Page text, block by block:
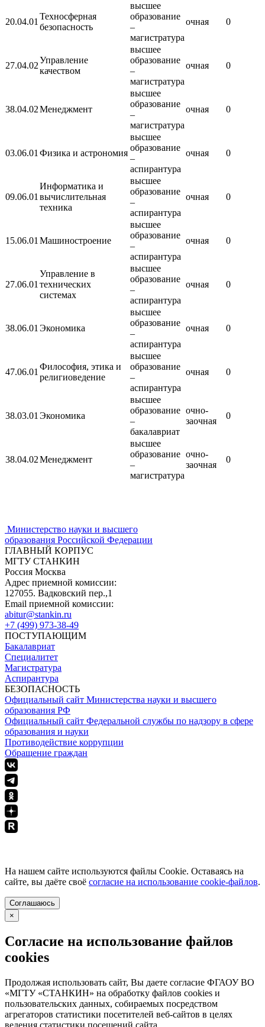
20.04.01
Техносферная
безопасность
высшее
образование
–
магистратура
очная 0
27.04.02
Управление
качеством
высшее
образование
–
магистратура
очная 0
38.04.02Менеджмент
высшее
образование
–
магистратура
очная 0
03.06.01Физика и астрономия
высшее
образование
–
аспирантура
очная 0
09.06.01
Информатика и
вычислительная
техника
высшее
образование
–
аспирантура
очная 0
15.06.01Машиностроение
высшее
образование
–
аспирантура
очная 0
27.06.01
Управление в
технических
системах
высшее
образование
–
аспирантура
очная 0
38.06.01Экономика
высшее
образование
–
аспирантура
очная 0
47.06.01
Философия, этика и
религиоведение
высшее
образование
–
аспирантура
очная 0
38.03.01Экономика
высшее
образование
–
бакалавриат
очно-
заочная
0
38.04.02Менеджмент
высшее
образование
–
магистратура
очно-
заочная
0
Министерство науки и высшего
образования Российской Федерации
ГЛАВНЫЙ КОРПУС
МГТУ СТАНКИН
Россия Москва
Адрес приемной комиссии:
127055. Вадковский пер.,1
Email приемной комиссии:
abitur@stankin.ru
+7 (499) 973-38-49
ПОСТУПАЮЩИМ
Бакалавриат
Специалитет
Магистратура
Аспирантура
БЕЗОПАСНОСТЬ
Официальный сайт Министерства науки и высшего
образования РФ
Официальный сайт Федеральной службы по надзору в сфере
образования и науки
Противодействие коррупции
Обращение граждан
На нашем сайте используются файлы Cookie. Оставаясь на
сайте, вы даёте своё согласие на использование cookie-файлов.
Соглашаюсь
×
Согласие на использование файлов
cookies
Продолжая использовать сайт, Вы даете согласие ФГАОУ ВО
«МГТУ «СТАНКИН» на обработку файлов cookies и
пользовательских данных, собираемых посредством
агрегаторов статистики посетителей веб-сайтов в целях